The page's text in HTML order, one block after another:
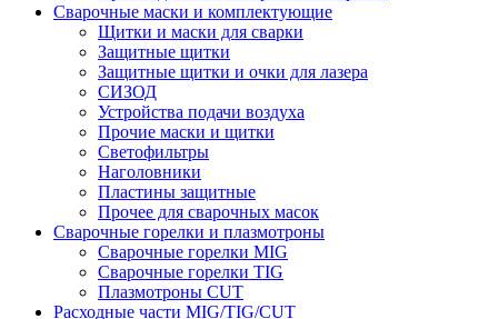
Сварочные маски и комплектующие
Щитки и маски для сварки
Защитные щитки
Защитные щитки и очки для лазера
СИЗОД
Устройства подачи воздуха
Прочие маски и щитки
Светофильтры
Наголовники
Пластины защитные
Прочее для сварочных масок
Сварочные горелки и плазмотроны
Сварочные горелки MIG
Сварочные горелки TIG
Плазмотроны CUT
Расходные части MIG/TIG/CUT